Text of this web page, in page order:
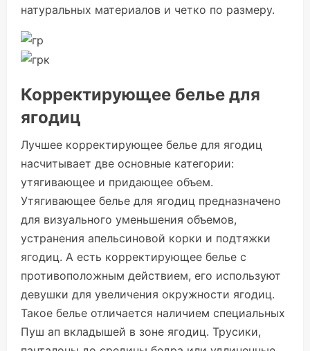
натуральных материалов и четко по размеру.
Корректирующее белье для
ягодиц
Лучшее корректирующее белье для ягодиц
насчитывает две основные категории:
утягивающее и придающее объем.
Утягивающее белье для ягодиц предназначено
для визуального уменьшения объемов,
устранения апельсиновой корки и подтяжки
ягодиц. А есть корректирующее белье с
противоположным действием, его используют
девушки для увеличения окружности ягодиц.
Такое белье отличается наличием специальных
Пуш ап вкладышей в зоне ягодиц. Трусики,